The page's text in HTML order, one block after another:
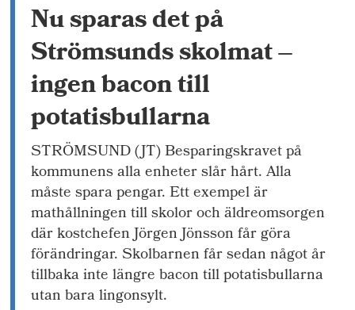
Nu sparas det på
Strömsunds skolmat –
ingen bacon till
potatisbullarna
STRÖMSUND (JT) Besparingskravet på
kommunens alla enheter slår hårt. Alla
måste spara pengar. Ett exempel är
mathållningen till skolor och äldreomsorgen
där kostchefen Jörgen Jönsson får göra
förändringar. Skolbarnen får sedan något år
tillbaka inte längre bacon till potatisbullarna
utan bara lingonsylt.